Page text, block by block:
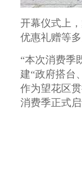
开幕仪式上
优惠礼赠等
“本次消费季
建“政府搭台
作为望花区
消费季正式